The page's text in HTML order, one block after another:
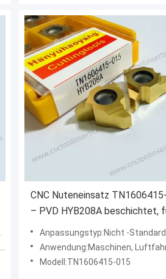
CNC Nuteneinsatz
– PVD HYB208A beschichtet,
schwierige Materialien
(ausgenommen
Hochtemperaturlegierungen).
Anpassungstyp:Nicht -Standard -
Anwendung:Maschinen, Luftfahrt, Auto, Energie, Medizin,
Modell:TN1606415-015